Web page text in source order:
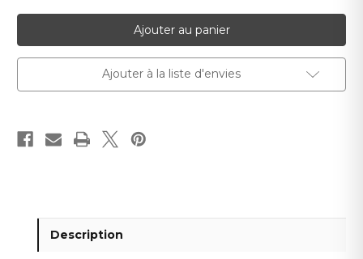
pour
Appuis
de
fenêtre
OS3
pour
Appuis
de
fenêtre
OS3
Ajouter à la liste d'envies
Description